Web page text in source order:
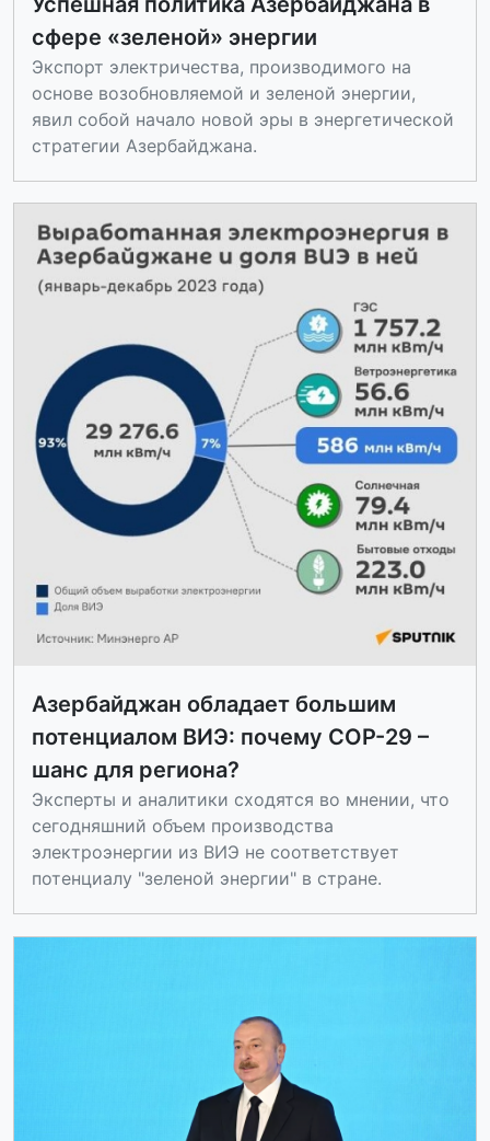
сфере «зеленой» энергии
Экспорт электричества, производимого на
основе возобновляемой и зеленой энергии,
явил собой начало новой эры в энергетической
стратегии Азербайджана.
Азербайджан обладает большим
потенциалом ВИЭ: почему COP-29 –
шанс для региона?
Эксперты и аналитики сходятся во мнении, что
сегодняшний объем производства
электроэнергии из ВИЭ не соответствует
потенциалу "зеленой энергии" в стране.